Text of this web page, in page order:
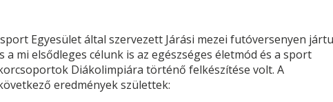
sport Egyesület által szervezett Járási mezei futóversenyen
a mi elsődleges célunk is az egészséges életmód és a sport
Diákolimpiára történő felkészítése volt. A
ő eredmények születtek: